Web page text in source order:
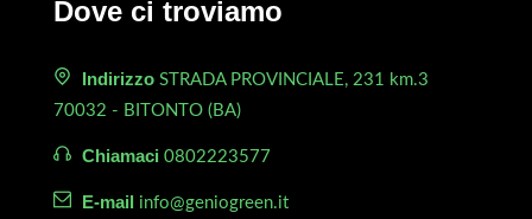
Dove ci troviamo
Indirizzo STRADA PROVINCIALE, 231 km.3
70032 - BITONTO (BA)
Chiamaci 0802223577
E-mail info@geniogreen.it